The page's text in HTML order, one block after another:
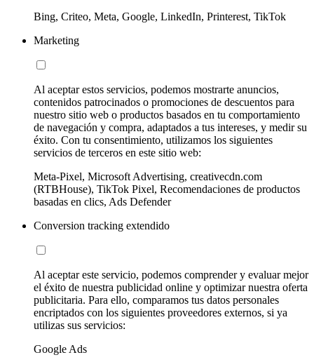
Bing, Criteo, Meta, Google, LinkedIn, Printerest, TikTok
Marketing
Al aceptar estos servicios, podemos mostrarte anuncios,
contenidos patrocinados o promociones de descuentos para
nuestro sitio web o productos basados en tu comportamiento
de navegación y compra, adaptados a tus intereses, y medir su
éxito. Con tu consentimiento, utilizamos los siguientes
servicios de terceros en este sitio web:
Meta-Pixel, Microsoft Advertising, creativecdn.com
(RTBHouse), TikTok Pixel, Recomendaciones de productos
basadas en clics, Ads Defender
Conversion tracking extendido
Al aceptar este servicio, podemos comprender y evaluar mejor
el éxito de nuestra publicidad online y optimizar nuestra oferta
publicitaria. Para ello, comparamos tus datos personales
encriptados con los siguientes proveedores externos, si ya
utilizas sus servicios:
Google Ads